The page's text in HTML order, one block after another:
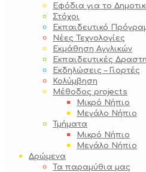
Εφόδια για το
Στόχοι
Εκπαιδευτικό
Νέες Τεχνολογίες
Εκμάθηση Αγγλικών
Εκπαιδευτικές
Εκδηλώσεις – Γιορτές
Κολύμβηση
Μέθοδος projects
Μικρό Νήπιο
Μεγάλο Νήπιο
Τμήματα
Μικρό Νήπιο
Μεγάλο Νήπιο
Δρώμενα
Τα παραμύθια μας